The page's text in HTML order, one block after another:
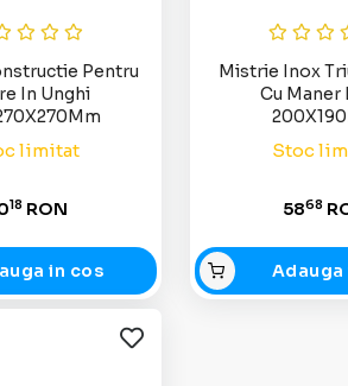
Pentru
In Unghi
limitat
18 RON
in cos
Mistrie Inox
Cu Maner
Stoc
5868
Adauga